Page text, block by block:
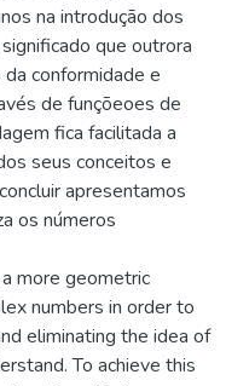
na introdução dos
que outrora
conformidade e
de funçõeoes de
fica facilitada a
seus conceitos e
apresentamos
os números
more geometric
numbers in order to
eliminating the idea of
To achieve this